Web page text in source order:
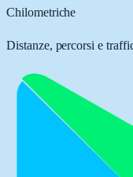
Chilometriche
Distanze, percorsi e